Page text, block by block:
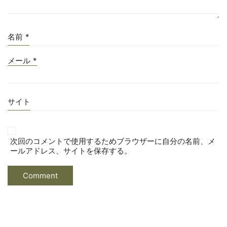
名前 *
メール *
サイト
次回のコメントで使用するためブラウザーに自分の名前、メ
ールアドレス、サイトを保存する。